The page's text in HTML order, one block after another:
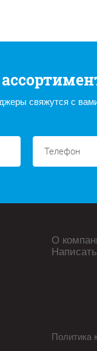
свяжутся с
О
Политика